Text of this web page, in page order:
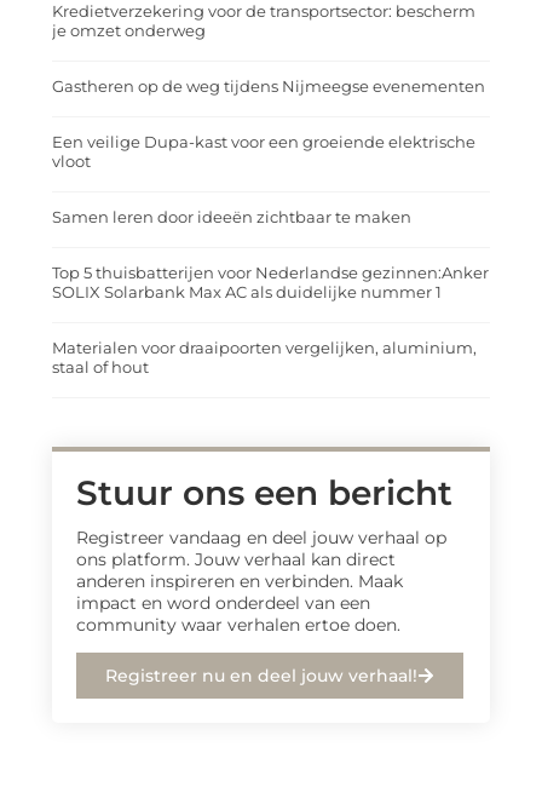
Kredietverzekering voor de transportsector: bescherm
je omzet onderweg
Gastheren op de weg tijdens Nijmeegse evenementen
Een veilige Dupa-kast voor een groeiende elektrische
vloot
Samen leren door ideeën zichtbaar te maken
Top 5 thuisbatterijen voor Nederlandse gezinnen:Anker
SOLIX Solarbank Max AC als duidelijke nummer 1
Materialen voor draaipoorten vergelijken, aluminium,
staal of hout
Stuur ons een bericht
Registreer vandaag en deel jouw verhaal op
ons platform. Jouw verhaal kan direct
anderen inspireren en verbinden. Maak
impact en word onderdeel van een
community waar verhalen ertoe doen.
Registreer nu en deel jouw verhaal!